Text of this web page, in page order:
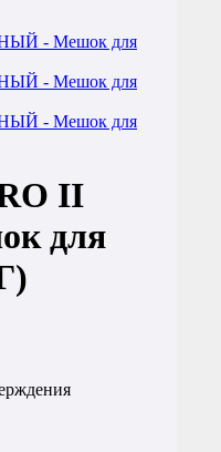
II
для